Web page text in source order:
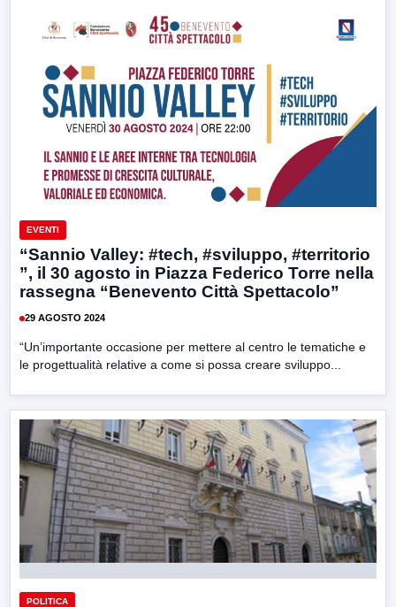
EVENTI
“Sannio Valley: #tech, #sviluppo, #territorio
”, il 30 agosto in Piazza Federico Torre nella
rassegna “Benevento Città Spettacolo”
29 AGOSTO 2024
“Un’importante occasione per mettere al centro le tematiche e
le progettualità relative a come si possa creare sviluppo...
POLITICA